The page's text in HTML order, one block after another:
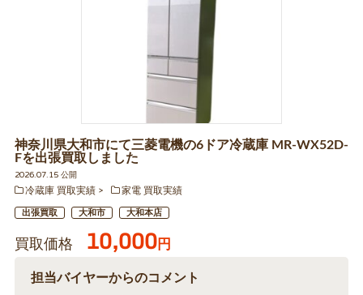
神奈川県大和市にて三菱電機の6ドア冷蔵庫 MR-WX52D-
Fを出張買取しました
2026.07.15 公開
冷蔵庫 買取実績
家電 買取実績
出張買取 大和市 大和本店
買取価格 10,000円
担当バイヤーからのコメント